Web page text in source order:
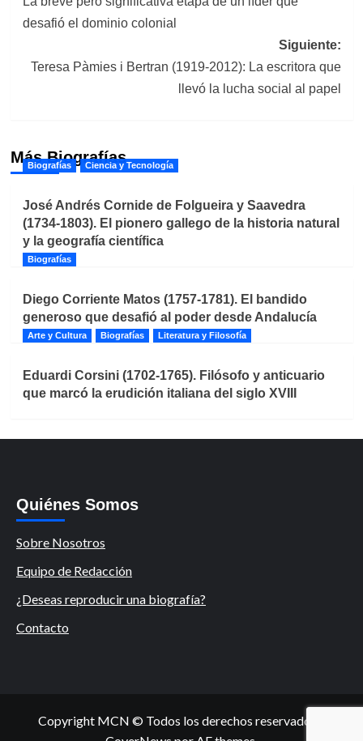
entradas
desafió el dominio colonial
Siguiente:
Teresa Pàmies i Bertran (1919-2012): La escritora que
llevó la lucha social al papel
Más Biografías
Biografías Ciencia y Tecnología
José Andrés Cornide de Folgueira y Saavedra
(1734-1803). El pionero gallego de la historia natural
y la geografía científica
Biografías
Diego Corriente Matos (1757-1781). El bandido
generoso que desafió al poder desde Andalucía
Arte y Cultura Biografías Literatura y Filosofía
Eduardi Corsini (1702-1765). Filósofo y anticuario
que marcó la erudición italiana del siglo XVIII
Quiénes Somos
Sobre Nosotros
Equipo de Redacción
¿Deseas reproducir una biografía?
Contacto
Copyright MCN © Todos los derechos reservados.